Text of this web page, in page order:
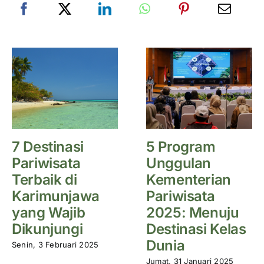
7 Destinasi
Pariwisata
Terbaik di
Karimunjawa
yang Wajib
Dikunjungi
Senin, 3 Februari 2025
5 Program
Unggulan
Kementerian
Pariwisata
2025: Menuju
Destinasi Kelas
Dunia
Jumat, 31 Januari 2025